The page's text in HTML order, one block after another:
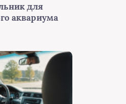
для
аквариума